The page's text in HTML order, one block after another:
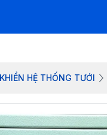
HỆ THỐNG TƯỚI